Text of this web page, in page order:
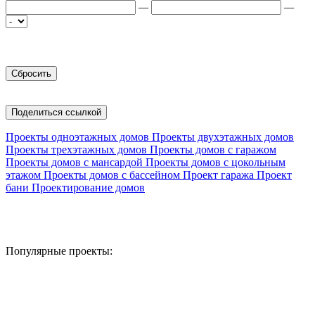
—
—
Поделиться ссылкой
Проекты одноэтажных домов Проекты двухэтажных домов
Проекты трехэтажных домов Проекты домов с гаражом
Проекты домов с мансардой Проекты домов с цокольным
этажом Проекты домов с бассейном Проект гаража Проект
бани Проектирование домов
Популярные проекты: